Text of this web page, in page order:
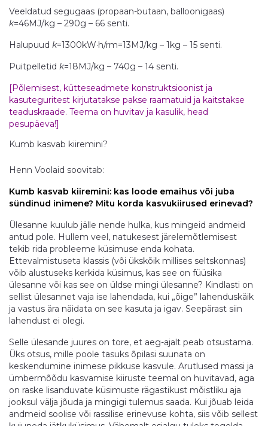
Veeldatud segugaas (propaan-butaan, balloonigaas)
k=46MJ/kg – 290g – 66 senti.
Halupuud k=1300kW·h/rm=13MJ/kg – 1kg – 15 senti.
Puitpelletid k=18MJ/kg – 740g – 14 senti.
[Põlemisest, kütteseadmete konstruktsioonist ja
kasuteguritest kirjutatakse pakse raamatuid ja kaitstakse
teaduskraade. Teema on huvitav ja kasulik, head
pesupäeva!]
Kumb kasvab kiiremini?
Henn Voolaid soovitab:
Kumb kasvab kiiremini: kas loode emaihus või juba
sündinud inimene? Mitu korda kasvukiirused erinevad?
Ülesanne kuulub jälle nende hulka, kus mingeid andmeid
antud pole. Hullem veel, natukesest järelemõtlemisest
tekib rida probleeme küsimuse enda kohata.
Ettevalmistuseta klassis (või ükskõik millises seltskonnas)
võib alustuseks kerkida küsimus, kas see on füüsika
ülesanne või kas see on üldse mingi ülesanne? Kindlasti on
sellist ülesannet vaja ise lahendada, kui „õige” lahenduskäik
ja vastus ära näidata on see kasuta ja igav. Seepärast siin
lahendust ei olegi.
Selle ülesande juures on tore, et aeg-ajalt peab otsustama.
Üks otsus, mille poole tasuks õpilasi suunata on
keskendumine inimese pikkuse kasvule. Arutlused massi ja
ümbermõõdu kasvamise kiiruste teemal on huvitavad, aga
on raske lisanduvate küsimuste rägastikust mõistliku aja
jooksul välja jõuda ja mingigi tulemus saada. Kui jõuab leida
andmeid soolise või rassilise erinevuse kohta, siis võib sellest